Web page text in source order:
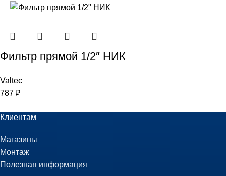
Фильтр прямой 1/2″ НИК
Valtec
787 ₽
Клиентам
Магазины
Монтаж
Полезная информация